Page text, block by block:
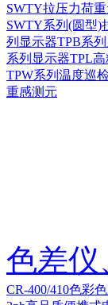
SWTY拉压力荷重
SWTY系列(圆型)
列显示器TPB系
系列显示器TPL
TPW系列温度巡
重感测元
色差仪
CR-400/410色彩